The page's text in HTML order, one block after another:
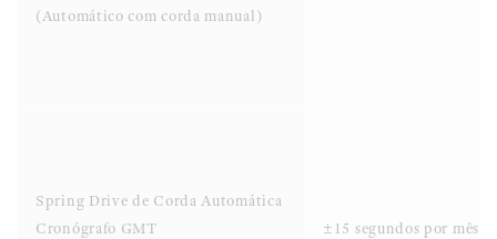
(Automático com corda manual)
Spring Drive de Corda Automática
Cronógrafo GMT
±15 segundos por mês